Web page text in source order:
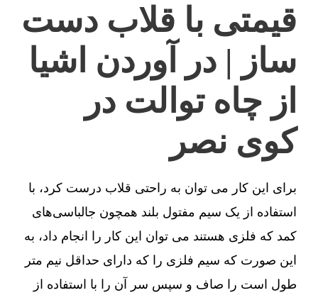
قیمتی با قلاب دست
ساز | در آوردن اشیا
از چاه توالت در
کوی نصر
برای این کار می توان به راحتی قلاب درست کرد، با
استفاده از یک سیم مفتول بلند همچون جالباسی‌های
کمد که فلزی هستند می توان این کار را انجام داد، به
این صورت که سیم فلزی را که دارای حداقل نیم متر
طول است را صاف و سپس سر آن را با استفاده از